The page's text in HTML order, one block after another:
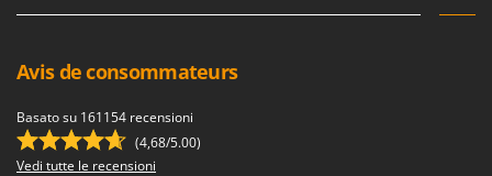
Avis de consommateurs
Basato su 161154 recensioni
(4,68/5.00)
Vedi tutte le recensioni